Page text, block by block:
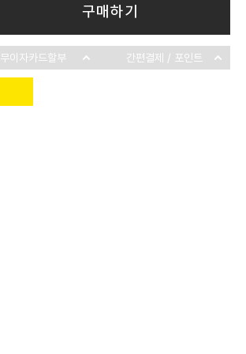
구매하기
무이자카드할부 간편결제 / 포인트